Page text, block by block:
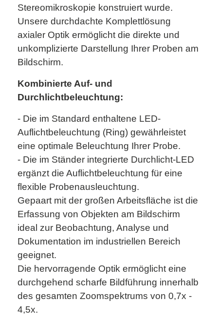
Stereomikroskopie konstruiert wurde.
Unsere durchdachte Komplettlösung
axialer Optik ermöglicht die direkte und
unkomplizierte Darstellung Ihrer Proben am
Bildschirm.
Kombinierte Auf- und
Durchlichtbeleuchtung:
- Die im Standard enthaltene LED-
Auflichtbeleuchtung (Ring) gewährleistet
eine optimale Beleuchtung Ihrer Probe.
- Die im Ständer integrierte Durchlicht-LED
ergänzt die Auflichtbeleuchtung für eine
flexible Probenausleuchtung.
Gepaart mit der großen Arbeitsfläche ist die
Erfassung von Objekten am Bildschirm
ideal zur Beobachtung, Analyse und
Dokumentation im industriellen Bereich
geeignet.
Die hervorragende Optik ermöglicht eine
durchgehend scharfe Bildführung innerhalb
des gesamten Zoomspektrums von 0,7x -
4,5x.